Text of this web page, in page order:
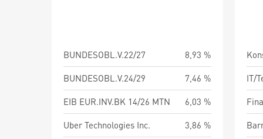
BUNDESOBL.V.22/27
8,93 %
BUNDESOBL.V.24/29
7,46 %
EIB EUR.INV.BK 14/26 MTN
6,03 %
Uber Technologies Inc.
3,86 %
IT/